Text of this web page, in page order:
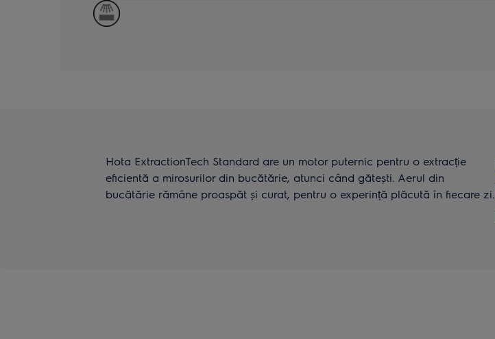
Hota ExtractionTech Standard are un motor puternic pentru o extracție
eficientă a mirosurilor din bucătărie, atunci când gătești. Aerul din
bucătărie rămâne proaspăt și curat, pentru o experință plăcută în fiecare zi.